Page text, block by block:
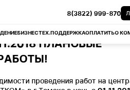
БИЗНЕСТЕХ.ПОДДЕРЖКАОПЛАТИТЬО
8(3822) 999-870
ПЛАНОВЫЕ
проведения работ на